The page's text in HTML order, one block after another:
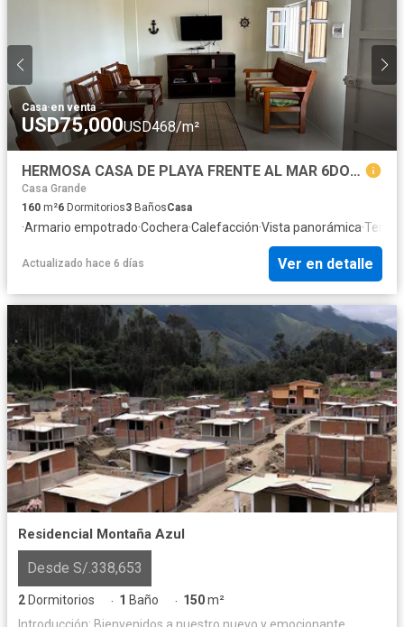
Casa·en venta
USD75,000USD468/m²
HERMOSA CASA DE PLAYA FRENTE AL MAR 6DORMITORIOS EN EL BALNEARIO DE PUEMAPE – PACASMAYO
Casa Grande
160 m²6 Dormitorios3 BañosCasa
·Armario empotrado·Cochera·Calefacción·Vista panorámica·
Actualizado hace 6 días Ver en detalle
Residencial Montaña Azul
Desde S/.338,653
2 Dormitorios · 1 Baño · 150m²